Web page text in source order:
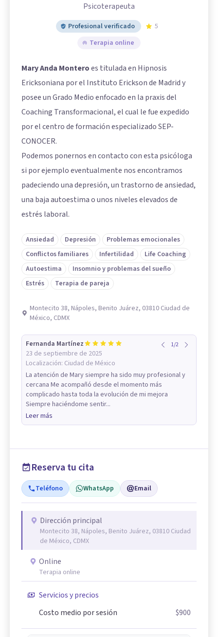
Psicoterapeuta
Profesional verificado
5
Terapia online
Mary Anda Monteroes titulada en Hipnosis
Ericksoniana por el Instituto Erickson de Madrid y
posee un Grado Medio enfocado en la praxis del
Coaching Transformacional, el cual le fue expedido
por el centro de formación especializado SEP-
CONOCER.
Podemos ponernos en contacto con esta psicóloga
si por ejemplo eventualmente nos encontramos
padeciendo una depresión, un trastorno de ansiedad,
una baja autoestima o unos niveles elevados de
estrés laboral.
Ansiedad Depresión
Problemas emocionales
Conflictos familiares
Infertilidad
Life Coaching
Autoestima
Insomnio y problemas del sueño
Estrés
Terapia de pareja
Montecito 38, Nápoles, Benito Juárez, 03810 Ciudad de
México, CDMX
Fernanda Martínez
23 de septiembre de 2025
Localización: Ciudad de México
1/2
La atención de Mary siempre ha sido muy profesional y
cercana Me acompañó desde el momento más
complicado hasta toda la evolución de mi mejora
Siempre haciéndome sentir...
Leer más
Reserva tu cita
Teléfono WhatsApp Email
Dirección principal
Montecito 38, Nápoles, Benito Juárez, 03810 Ciudad
de México, CDMX
Online
Terapia online
Servicios y precios
Costo medio por sesión
$900